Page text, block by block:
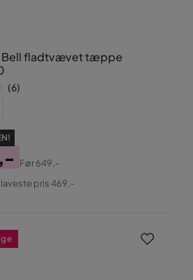
Bell fladtvævet tæppe
(6)
Før649,-
pris 469,-